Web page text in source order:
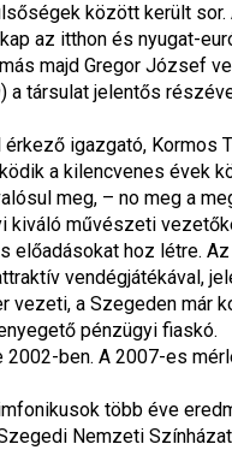
között került
az itthon és nyugat-
majd Gregor József
társulat jelentős
igazgató,
a kilencvenes évek
meg, – no meg a
művészeti
hoz létre.
vendégjátékával,
a Szegeden
pénzügyi fiaskó.
ben. A 2007-es
több éve
Nemzeti